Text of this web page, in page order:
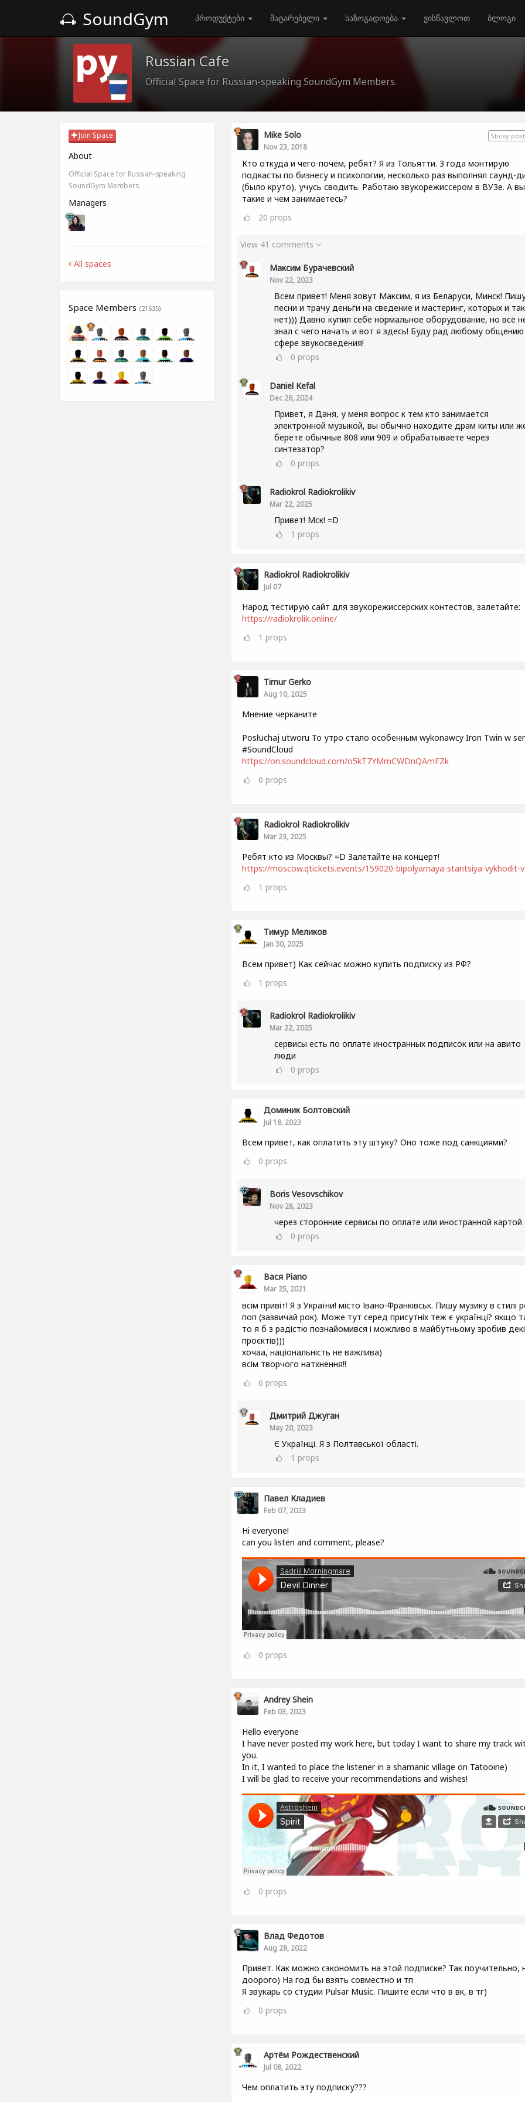
SoundGym პროდუქტები მატარებელი საზოგადოება ვისწავლოთ ბლოგი
Russian Cafe
Official Space for Russian-speaking SoundGym Members.
Join Space
About
Official Space for Russian-speaking
SoundGym Members.
Managers
All spaces
Space Members (21635)
Sticky post
Mike Solo
Nov 23, 2018
Кто откуда и чего-почём, ребят? Я из Тольятти. 3 года монтирую
подкасты по бизнесу и психологии, несколько раз выполнял саунд-
(было круто), учусь сводить. Работаю звукорежиссером в ВУЗе. А
такие и чем занимаетесь?
20 props
View 41 comments
Максим Бурачевский
Nov 22, 2023
Всем привет! Меня зовут Максим, я из Беларуси, Минск!
песни и трачу деньги на сведение и мастеринг, которых и так
нет))) Давно купил себе нормальное оборудование, но всё
знал с чего начать и вот я здесь! Буду рад любому
сфере звукосведения!
0 props
Daniel Kefal
Dec 26, 2024
Привет, я Даня, у меня вопрос к тем кто занимается
электронной музыкой, вы обычно находите драм киты или
берете обычные 808 или 909 и обрабатываете через
синтезатор?
0 props
Radiokrol Radiokrolikiv
Mar 22, 2025
Привет! Мск! =D
1 props
Radiokrol Radiokrolikiv
Jul 07
Народ тестирую сайт для звукорежиссерских контестов, залетайте:
https://radiokrolik.online/
1 props
Timur Gerko
Aug 10, 2025
Мнение черканите
Posłuchaj utworu То утро стало особенным wykonawcy Iron Twin w
#SoundCloud
https://on.soundcloud.com/o5kT7YMmCWDnQAmFZk
0 props
Radiokrol Radiokrolikiv
Mar 23, 2025
Ребят кто из Москвы? =D Залетайте на концерт!
https://moscow.qtickets.events/159020-bipolyarnaya-stantsiya-vykhodit-
1 props
Тимур Меликов
Jan 30, 2025
Всем привет) Как сейчас можно купить подписку из РФ?
1 props
Radiokrol Radiokrolikiv
Mar 22, 2025
сервисы есть по оплате иностранных подписок или на авито
люди
0 props
Доминик Болтовский
Jul 18, 2023
Всем привет, как оплатить эту штуку? Оно тоже под санкциями?
0 props
Boris Vesovschikov
Nov 28, 2023
через сторонние сервисы по оплате или иностранной картой
0 props
Вася Piano
Mar 25, 2021
всім привіт! Я з України! місто Івано-Франківськ. Пишу музику в стилі
поп (зазвичай рок). Може тут серед присутніх теж є українці? якщо
то я б з радістю познайомився і можливо в майбутньому зробив
проєктів)))
хочаа, національність не важлива)
всім творчого натхнення!!
6 props
Дмитрий Джуган
May 20, 2023
Є Українці. Я з Полтавської області.
1 props
Павел Кладиев
Feb 07, 2023
Hi everyone!
can you listen and comment, please?
0 props
Andrey Shein
Feb 03, 2023
Hello everyone
I have never posted my work here, but today I want to share my track
you.
In it, I wanted to place the listener in a shamanic village on Tatooine)
I will be glad to receive your recommendations and wishes!
0 props
Влад Федотов
Aug 28, 2022
Привет. Как можно сэкономить на этой подписке? Так поучительно,
доорого) На год бы взять совместно и тп
Я звукарь со студии Pulsar Music. Пишите если что в вк, в тг)
0 props
Артём Рождественский
Jul 08, 2022
Чем оплатить эту подписку???